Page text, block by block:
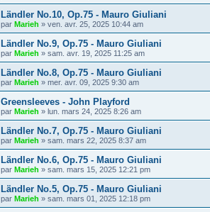
Ländler No.10, Op.75 - Mauro Giuliani
par Marieh » ven. avr. 25, 2025 10:44 am
Ländler No.9, Op.75 - Mauro Giuliani
par Marieh » sam. avr. 19, 2025 11:25 am
Ländler No.8, Op.75 - Mauro Giuliani
par Marieh » mer. avr. 09, 2025 9:30 am
Greensleeves - John Playford
par Marieh » lun. mars 24, 2025 8:26 am
Ländler No.7, Op.75 - Mauro Giuliani
par Marieh » sam. mars 22, 2025 8:37 am
Ländler No.6, Op.75 - Mauro Giuliani
par Marieh » sam. mars 15, 2025 12:21 pm
Ländler No.5, Op.75 - Mauro Giuliani
par Marieh » sam. mars 01, 2025 12:18 pm